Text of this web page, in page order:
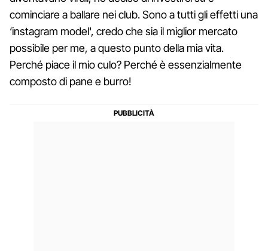
cominciare a ballare nei club. Sono a tutti gli effetti una
‘instagram model', credo che sia il miglior mercato
possibile per me, a questo punto della mia vita.
Perché piace il mio culo? Perché è essenzialmente
composto di pane e burro!